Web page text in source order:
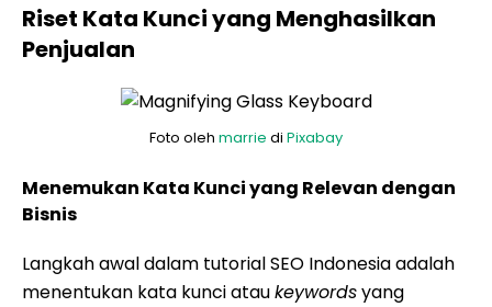
Riset Kata Kunci yang Menghasilkan
Penjualan
Foto oleh marrie di Pixabay
Menemukan Kata Kunci yang Relevan dengan
Bisnis
Langkah awal dalam tutorial SEO Indonesia adalah
menentukan kata kunci ataukeywordsyang